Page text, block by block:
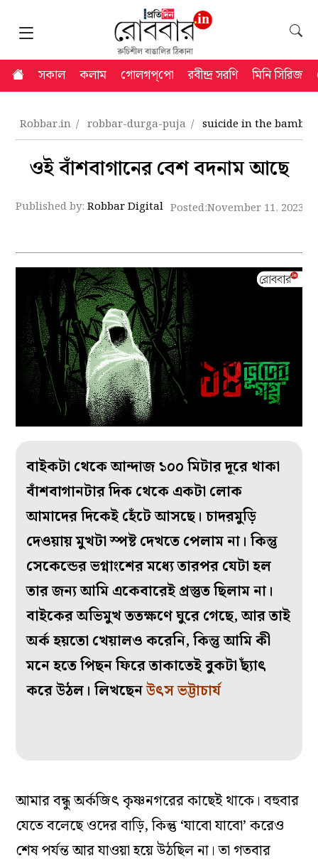
সকাল কলাম গোলগপ্‌পো রবীন্দ্র সরণি মিনি সিরিজ
Robbar.in robbar-durga-puja suicide in the
ওই বাঁশবাগানের বেশ বদনাম আছে
Published by:Robbar Digital Posted:November 11, 2023
বাইকটা থেকে আন্দাজ ১০০ মিটার দূরে থাকা
বাঁশবাগানটার দিক থেকে একটা লোক
আমাদের দিকেই হেঁটে আসছে। চাদরমুড়ি
দেওয়ায় মুখটা স্পষ্ট দেখতে পেলাম না। কিন্তু
সেকেন্ডের ভগ্নাংশের মধ্যে তারপর যেটা হল
তার জন্য আমি একেবারেই প্রস্তুত ছিলাম না।
বাইকের অভিমুখ ততক্ষণে ঘুরে গেছে, আর তাই
অর্ক হয়তো খেয়ালও করেনি, কিন্তু আমি কী
মনে হতে পিছন ফিরে তাকাতেই বুকটা ছ্যাঁৎ
করে উঠল। লিখছেনউৎস ভট্টাচার্য
আমার বন্ধু অর্কজিৎ কৃষ্ণনগরের কাছেই থাকে। বহুবার
যেতে বলেছে ওদের বাড়ি, কিন্তু ‘যাবো যাবো’ করেও
শেষ পর্যন্ত আর যাওয়া হয়ে উঠছিল না। তা গতবার